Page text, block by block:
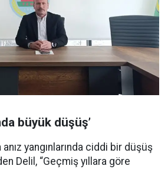
büyük düşüş’
anız yangınlarında ciddi bir düşüş
Delil, “Geçmiş yıllara göre